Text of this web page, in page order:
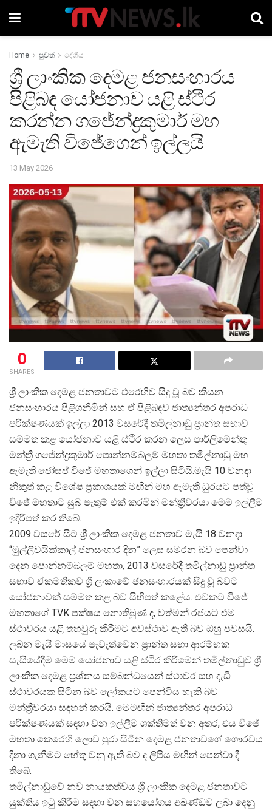
Home පුවත් දේශීය
ශ්‍රී ලාංකික දෙමළ ජනසංහාරය
පිළිබඳ යෝජනාව යළි ස්ථිර
කරන්න ගජේන්ද්‍රකුමාර් මහ
ඇමැති විජේගෙන් ඉල්ලයි
13 May 2026
0
SHARES
ශ් රී ලාංකික දෙමළ ජනතාවට එරෙහිව සිදු වූ බව කියන
ජනසංහාරය පිළිගනිමින් සහ ඒ පිළිබඳව ජාත්යන්තර අපරාධ
පරීක්ෂණයක් ඉල්ලා 2013 වසරේදී තමිල්නාඩු ප්රාන්ත සභාව
සම්මත කළ යෝජනාව යළි ස්ථිර කරන ලෙස පාර්ලිමේන්තු
මන්ත් රී ගජේන්ද්රකුමාර් පොන්නම්බලම් මහතා තමිල්නාඩු මහ
ඇමැති ජෝසප් විජේ මහතාගෙන් ඉල්ලා සිටියි.මැයි 10 වනදා
නිකුත් කළ විශේෂ ප්රකාශයක් මඟින් මහ ඇමැති ධුරයට පත්වූ
විජේ මහතාට සුබ පැතුම් එක් කරමින් මන්ත්රීවරයා මෙම ඉල්ලීම
ඉදිරිපත් කර තිබේ.
2009 වසරේ සිට ශ් රී ලාංකික දෙමළ ජනතාව මැයි 18 වනදා
“මුල්ලිවයික්කාල් ජනසංහාර දින” ලෙස සමරන බව පෙන්වා
දෙන පොන්නම්බලම් මහතා, 2013 වසරේදී තමිල්නාඩු ප්රාන්ත
සභාව ඒකමතිකව ශ් රී ලංකාවේ ජනසංහාරයක් සිදු වූ බවට
යෝජනාවක් සම්මත කළ බව සිහිපත් කළේය. එවකට විජේ
මහතාගේ TVK පක්ෂය නොතිබුණ ද, වත්මන් රජයට එම
ස්ථාවරය යළි තහවුරු කිරීමට අවස්ථාව ඇති බව ඔහු පවසයි.
ලබන මැයි මාසයේ පැවැත්වෙන ප්රාන්ත සභා ආරම්භක
සැසියේදීම මෙම යෝජනාව යළි ස්ථිර කිරීමෙන් තමිල්නාඩුව ශ්
ලාංකික දෙමළ ප්රශ්නය සම්බන්ධයෙන් ස්ථාවර සහ දැඩි
ස්ථාවරයක සිටින බව ලෝකයට පෙන්විය හැකි බව
මන්ත්රීවරයා සඳහන් කරයි. මෙමඟින් ජාත්යන්තර අපරාධ
පරීක්ෂණයක් සඳහා වන ඉල්ලීම ශක්තිමත් වන අතර, එය විජේ
මහතා කෙරෙහි ලොව පුරා සිටින දෙමළ ජනතාවගේ ගෞරවය
දිනා ගැනීමට හේතු වනු ඇති බව ද ලිපිය මඟින් පෙන්වා දී
තිබේ.
තමිල්නාඩුවේ නව නායකත්වය ශ් රී ලාංකික දෙමළ ජනතාවට
යුක්තිය ඉටු කිරීම සඳහා වන සහයෝගය අඛණ්ඩව ලබා දෙනු